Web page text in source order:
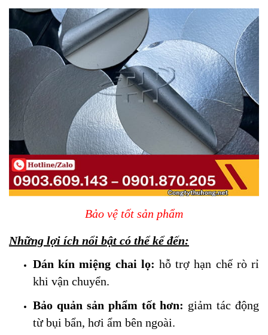
Bảo vệ tốt sản phẩm
Những lợi ích nổi bật có thể kể đến:
Dán kín miệng chai lọ: hỗ trợ hạn chế rò rỉ
khi vận chuyển.
Bảo quản sản phẩm tốt hơn: giảm tác động
từ bụi bẩn, hơi ẩm bên ngoài.